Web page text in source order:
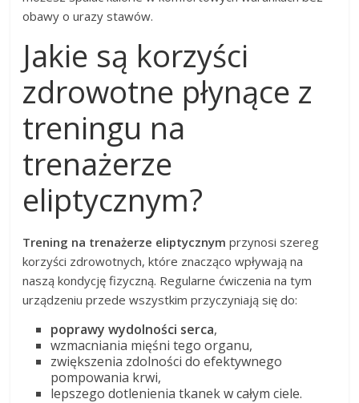
obawy o urazy stawów.
Jakie są korzyści
zdrowotne płynące z
treningu na
trenażerze
eliptycznym?
Trening na trenażerze eliptycznym przynosi szereg
korzyści zdrowotnych, które znacząco wpływają na
naszą kondycję fizyczną. Regularne ćwiczenia na tym
urządzeniu przede wszystkim przyczyniają się do:
poprawy wydolności serca,
wzmacniania mięśni tego organu,
zwiększenia zdolności do efektywnego
pompowania krwi,
lepszego dotlenienia tkanek w całym ciele.